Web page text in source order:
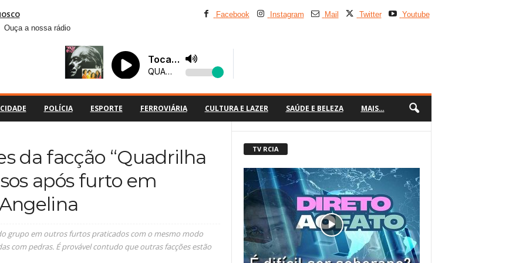
Facebook Instagram Mail Twitter
Youtube
Ouça a nossa rádio
CIDADE POLÍCIA ESPORTE FERROVIÁRIA CULTURA E LAZER SAÚDE E BELEZA MAIS…
da facção “Quadrilha
após furto em
grupo em outros furtos praticados com o mesmo modo
com pedras. É provável contudo que outras facções estão
TV RCIA